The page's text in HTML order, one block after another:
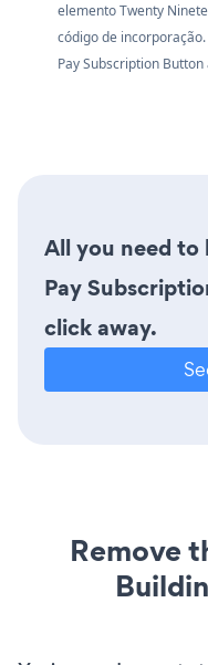
elemento Twenty
código de
Pay Subscription
All you need
Pay
click away.
Remove